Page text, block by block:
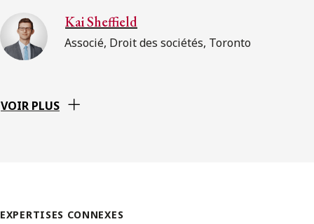
Kai Sheffield
Associé, Droit des sociétés, Toronto
VOIR PLUS
EXPERTISES CONNEXES